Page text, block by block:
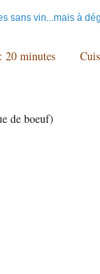
20 minutes
de boeuf)